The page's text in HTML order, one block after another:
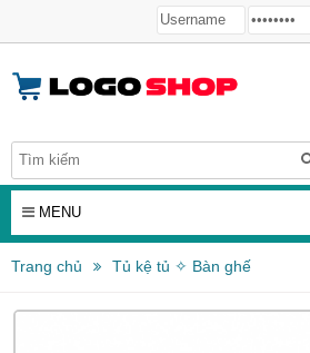
MENU
Trang chủ Tủ kệ tủ ✧ Bàn ghế